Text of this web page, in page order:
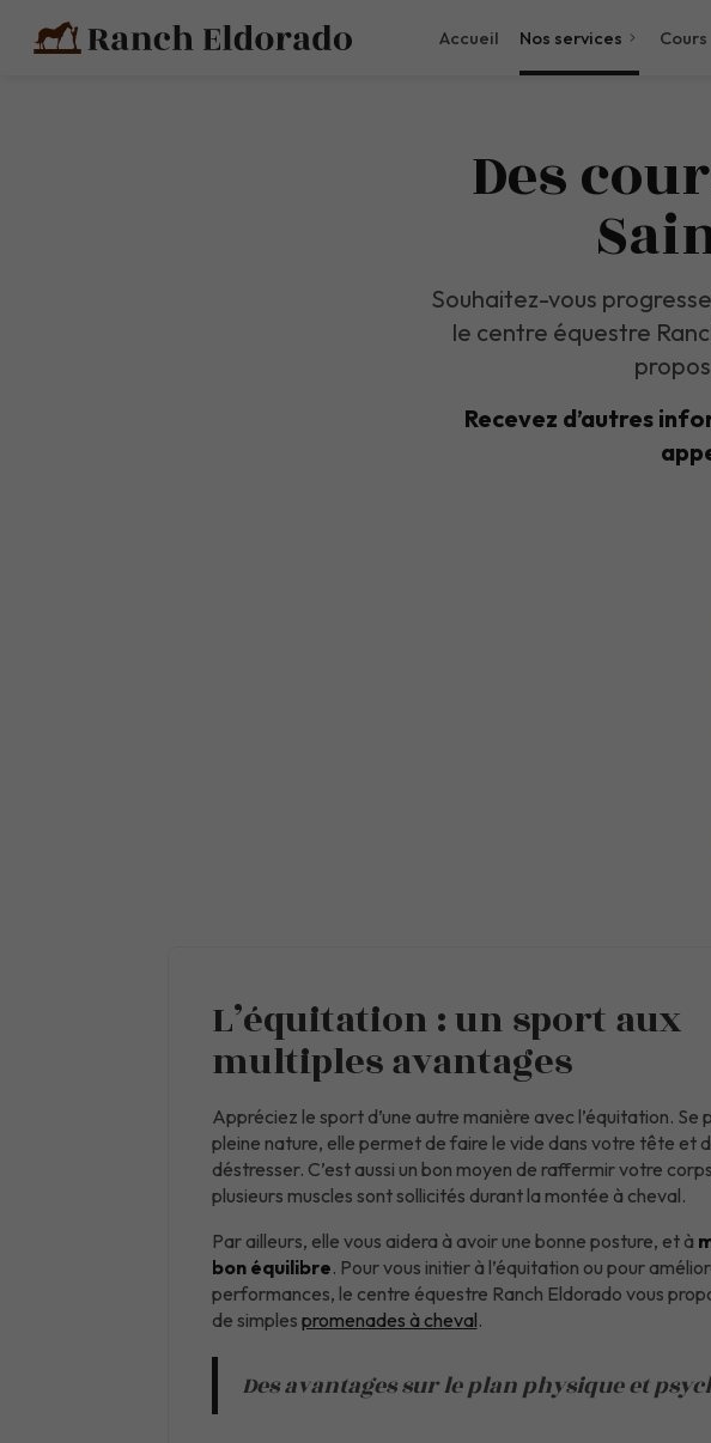
Accueil Nos services Cours
Des
Souhaitez-vous
le centre équestre
Recevez d’autres
L’équitation : un sport aux
multiples avantages
Appréciez le sport d’une autre manière avec l’équitation. Se
pleine nature, elle permet de faire le vide dans votre tête et
déstresser. C’est aussi un bon moyen de raffermir votre
plusieurs muscles sont sollicités durant la montée à cheval.
Par ailleurs, elle vous aidera à avoir une bonne posture, et à
bon équilibre. Pour vous initier à l’équitation ou pour
performances, le centre équestre Ranch Eldorado vous
de simples promenades à cheval.
Des avantages sur le plan physique et